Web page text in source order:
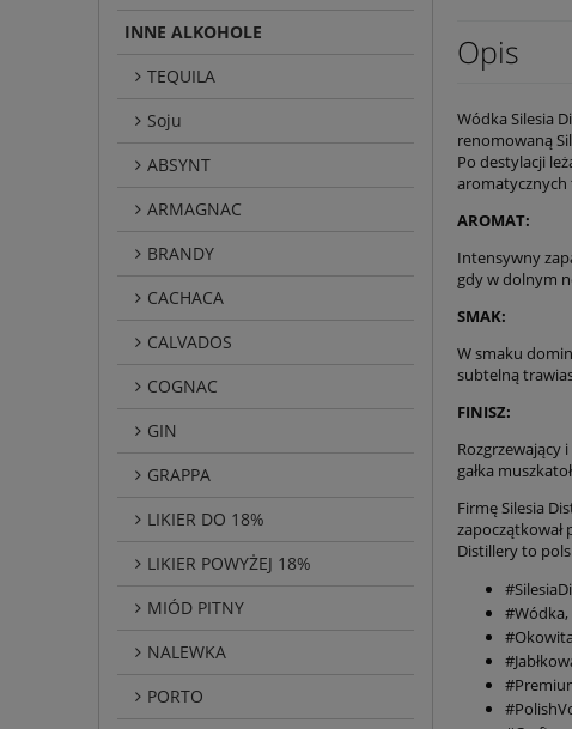
INNE ALKOHOLE
TEQUILA
Soju
ABSYNT
ARMAGNAC
BRANDY
CACHACA
CALVADOS
COGNAC
GIN
GRAPPA
LIKIER DO 18%
LIKIER POWYŻEJ 18%
MIÓD PITNY
NALEWKA
PORTO
Opis
Wódka Silesia
renomowaną
Po destylacji
AROMAT:
Intensywny
gdy w dolnym
SMAK:
W smaku
subtelną
FINISZ:
Rozgrzewający
gałka
Firmę Silesia
zapoczątkował
Distillery to
#Wódka,